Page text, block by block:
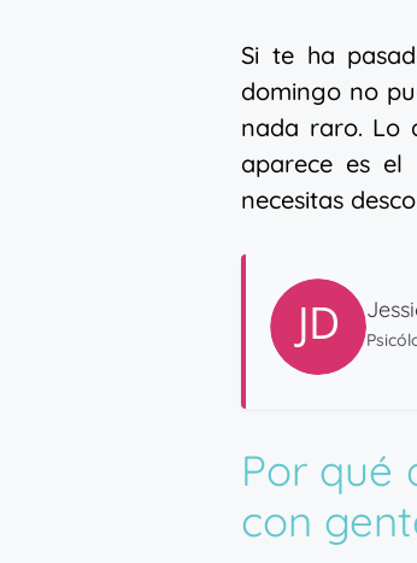
Si te ha
domingo no
nada raro. Lo
aparece es
necesitas
Por qué
con